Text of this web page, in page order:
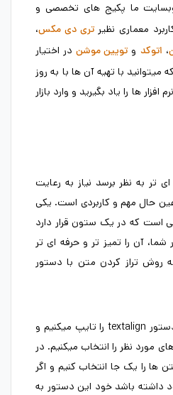
ما پکیج های تخصصی و
معماری نظیرتری دی مکس،
، اتوکد و تویین موشندر اختیار
میتوانید با تهیه آن ها با به روز
ها را یاد بگیرید و وارد بازار
تر به نظر برسد نیاز به رعایت
حال مهم و کاربردی است. یکی
است که در یک ستون قرار دارد
شما، آن را تمیز تر و حرفه ای تر
روش تراز کردن متن با دستور
ابتدا برای فعال کردن این دستور textalign را تایپ میکنیم و
مورد نظر را انتخاب میکنیم. در
ها را یک جا انتخاب کنیم و اگر
داشته باشد خود این دستور به